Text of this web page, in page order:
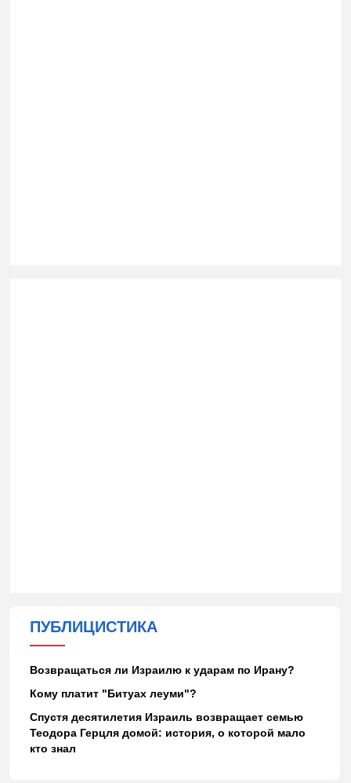
ПУБЛИЦИСТИКА
Возвращаться ли Израилю к ударам по Ирану?
Кому платит "Битуах леуми"?
Спустя десятилетия Израиль возвращает семью
Теодора Герцля домой: история, о которой мало
кто знал